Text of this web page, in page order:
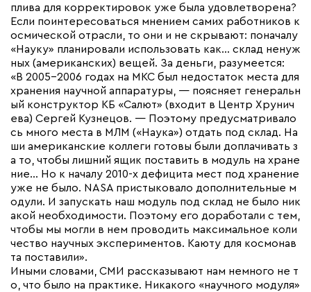
плива для корректировок уже была удовлетворена?
Если поинтересоваться мнением самих работников к
осмической отрасли, то они и не скрывают: поначалу
«Науку» планировали использовать как… склад ненуж
ных (американских) вещей. За деньги, разумеется:
«В 2005-2006 годах на МКС был недостаток места для
хранения научной аппаратуры, — поясняет генеральн
ый конструктор КБ «Салют» (входит в Центр Хрунич
ева) Сергей Кузнецов. — Поэтому предусматривало
сь много места в МЛМ («Наука») отдать под склад. На
ши американские коллеги готовы были доплачивать з
а то, чтобы лишний ящик поставить в модуль на хране
ние… Но к началу 2010-х дефицита мест под хранение
уже не было. NASA пристыковало дополнительные м
одули. И запускать наш модуль под склад не было ник
акой необходимости. Поэтому его доработали с тем,
чтобы мы могли в нем проводить максимальное коли
чество научных экспериментов. Каюту для космонав
та поставили».
Иными словами, СМИ рассказывают нам немного не т
о, что было на практике. Никакого «научного модуля»